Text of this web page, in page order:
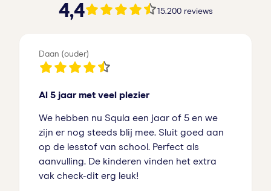
4,44.4 van de 5 sterren
15.200 reviews
Daan (ouder)
Al 5 jaar met veel plezier
We hebben nu Squla een jaar of 5 en we
zijn er nog steeds blij mee. Sluit goed aan
op de lesstof van school. Perfect als
aanvulling. De kinderen vinden het extra
vak check-dit erg leuk!